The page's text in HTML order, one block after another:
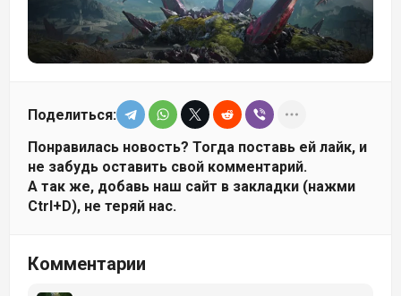
Поделиться:
Понравилась новость? Тогда поставь ей лайк, и
не забудь оставить свой комментарий.
А так же, добавь наш сайт в закладки (нажми
Ctrl+D), не теряй нас.
Комментарии